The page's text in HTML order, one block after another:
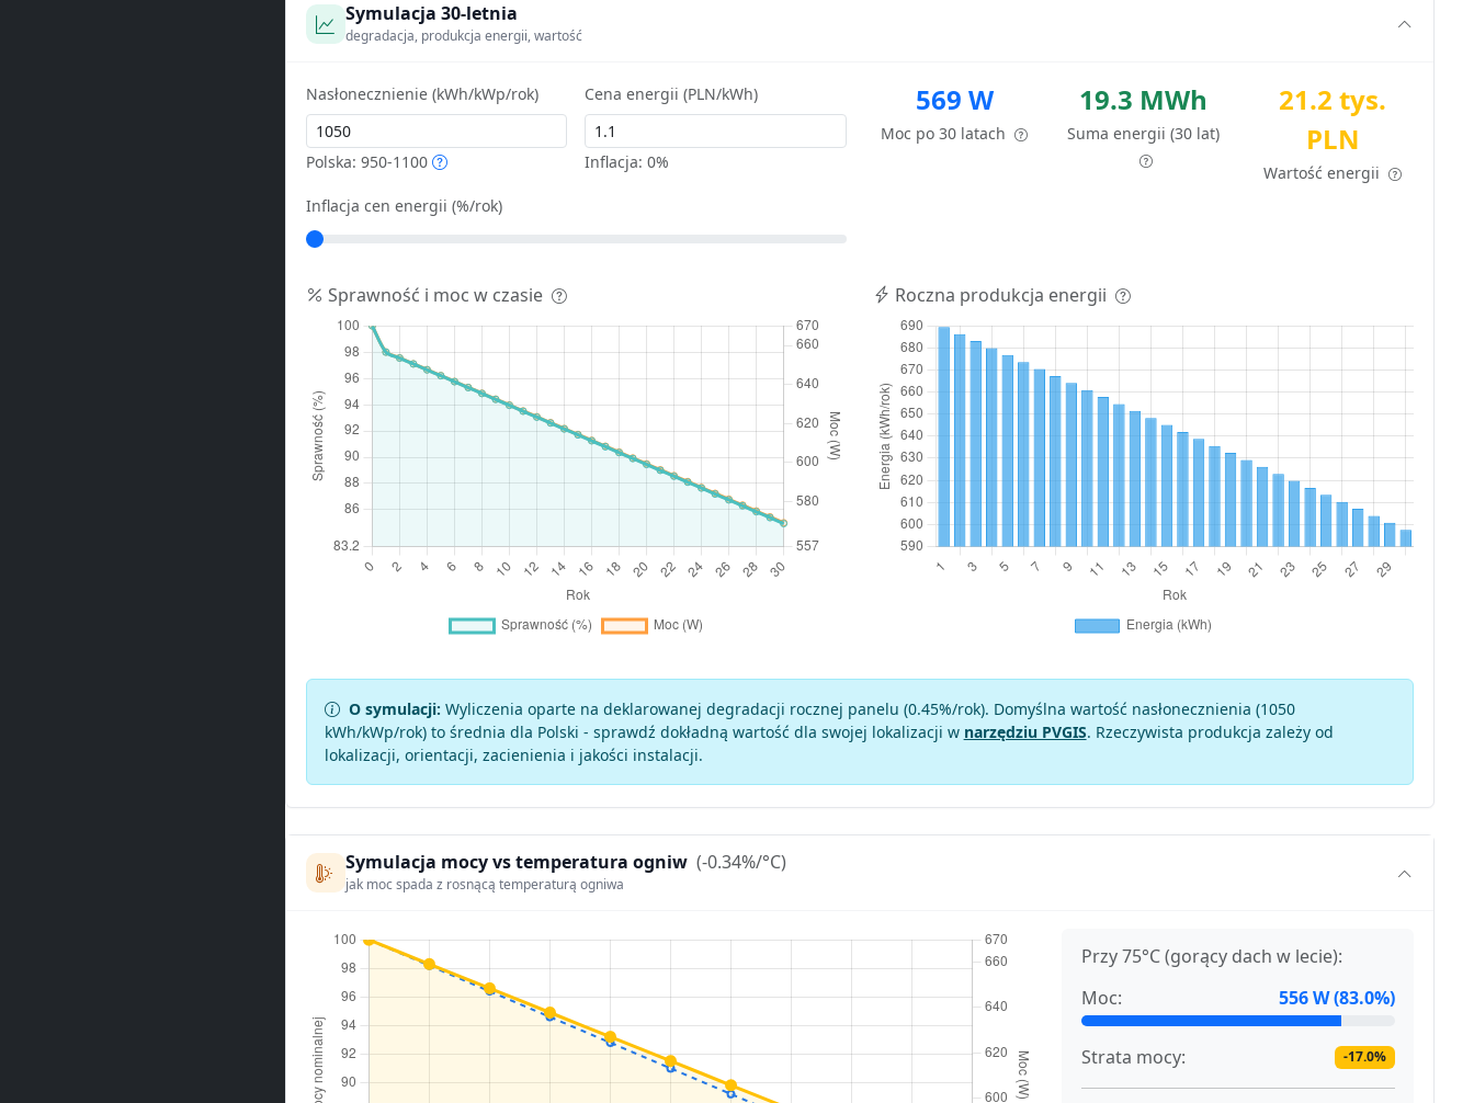
Symulacja 30-letnia
degradacja, produkcja energii, wartość
Nasłonecznienie (kWh/kWp/rok)
Polska: 950-1100
Cena energii (PLN/kWh)
Inflacja:0%
Inflacja cen energii (%/rok)
569 W
Moc po 30 latach
19.3 MWh
Suma energii (30 lat)
21.2 tys.
PLN
Wartość energii
Sprawność i moc w czasie Roczna produkcja energii
O symulacji: Wyliczenia oparte na deklarowanej degradacji rocznej panelu (0.45%/rok). Domyślna wartość nasłonecznienia (1050
kWh/kWp/rok) to średnia dla Polski - sprawdź dokładną wartość dla swojej lokalizacji w narzędziu PVGIS. Rzeczywista produkcja zależy od
lokalizacji, orientacji, zacienienia i jakości instalacji.
Symulacja mocy vs temperatura ogniw (-0.34%/°C)
jak moc spada z rosnącą temperaturą ogniwa
Przy 75°C (gorący dach w lecie):
Moc:
556 W (83.0%)
Strata mocy: -17.0%